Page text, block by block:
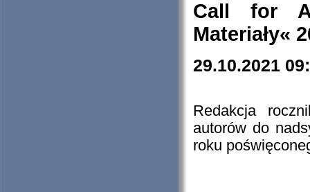
Call for
Materiały«
29.10.2021
Redakcja
autorów do
roku